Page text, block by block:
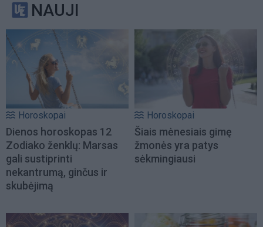
NAUJI
Horoskopai
Dienos horoskopas 12
Zodiako ženklų: Marsas
gali sustiprinti
nekantrumą, ginčus ir
skubėjimą
Horoskopai
Šiais mėnesiais gimę
žmonės yra patys
sėkmingiausi